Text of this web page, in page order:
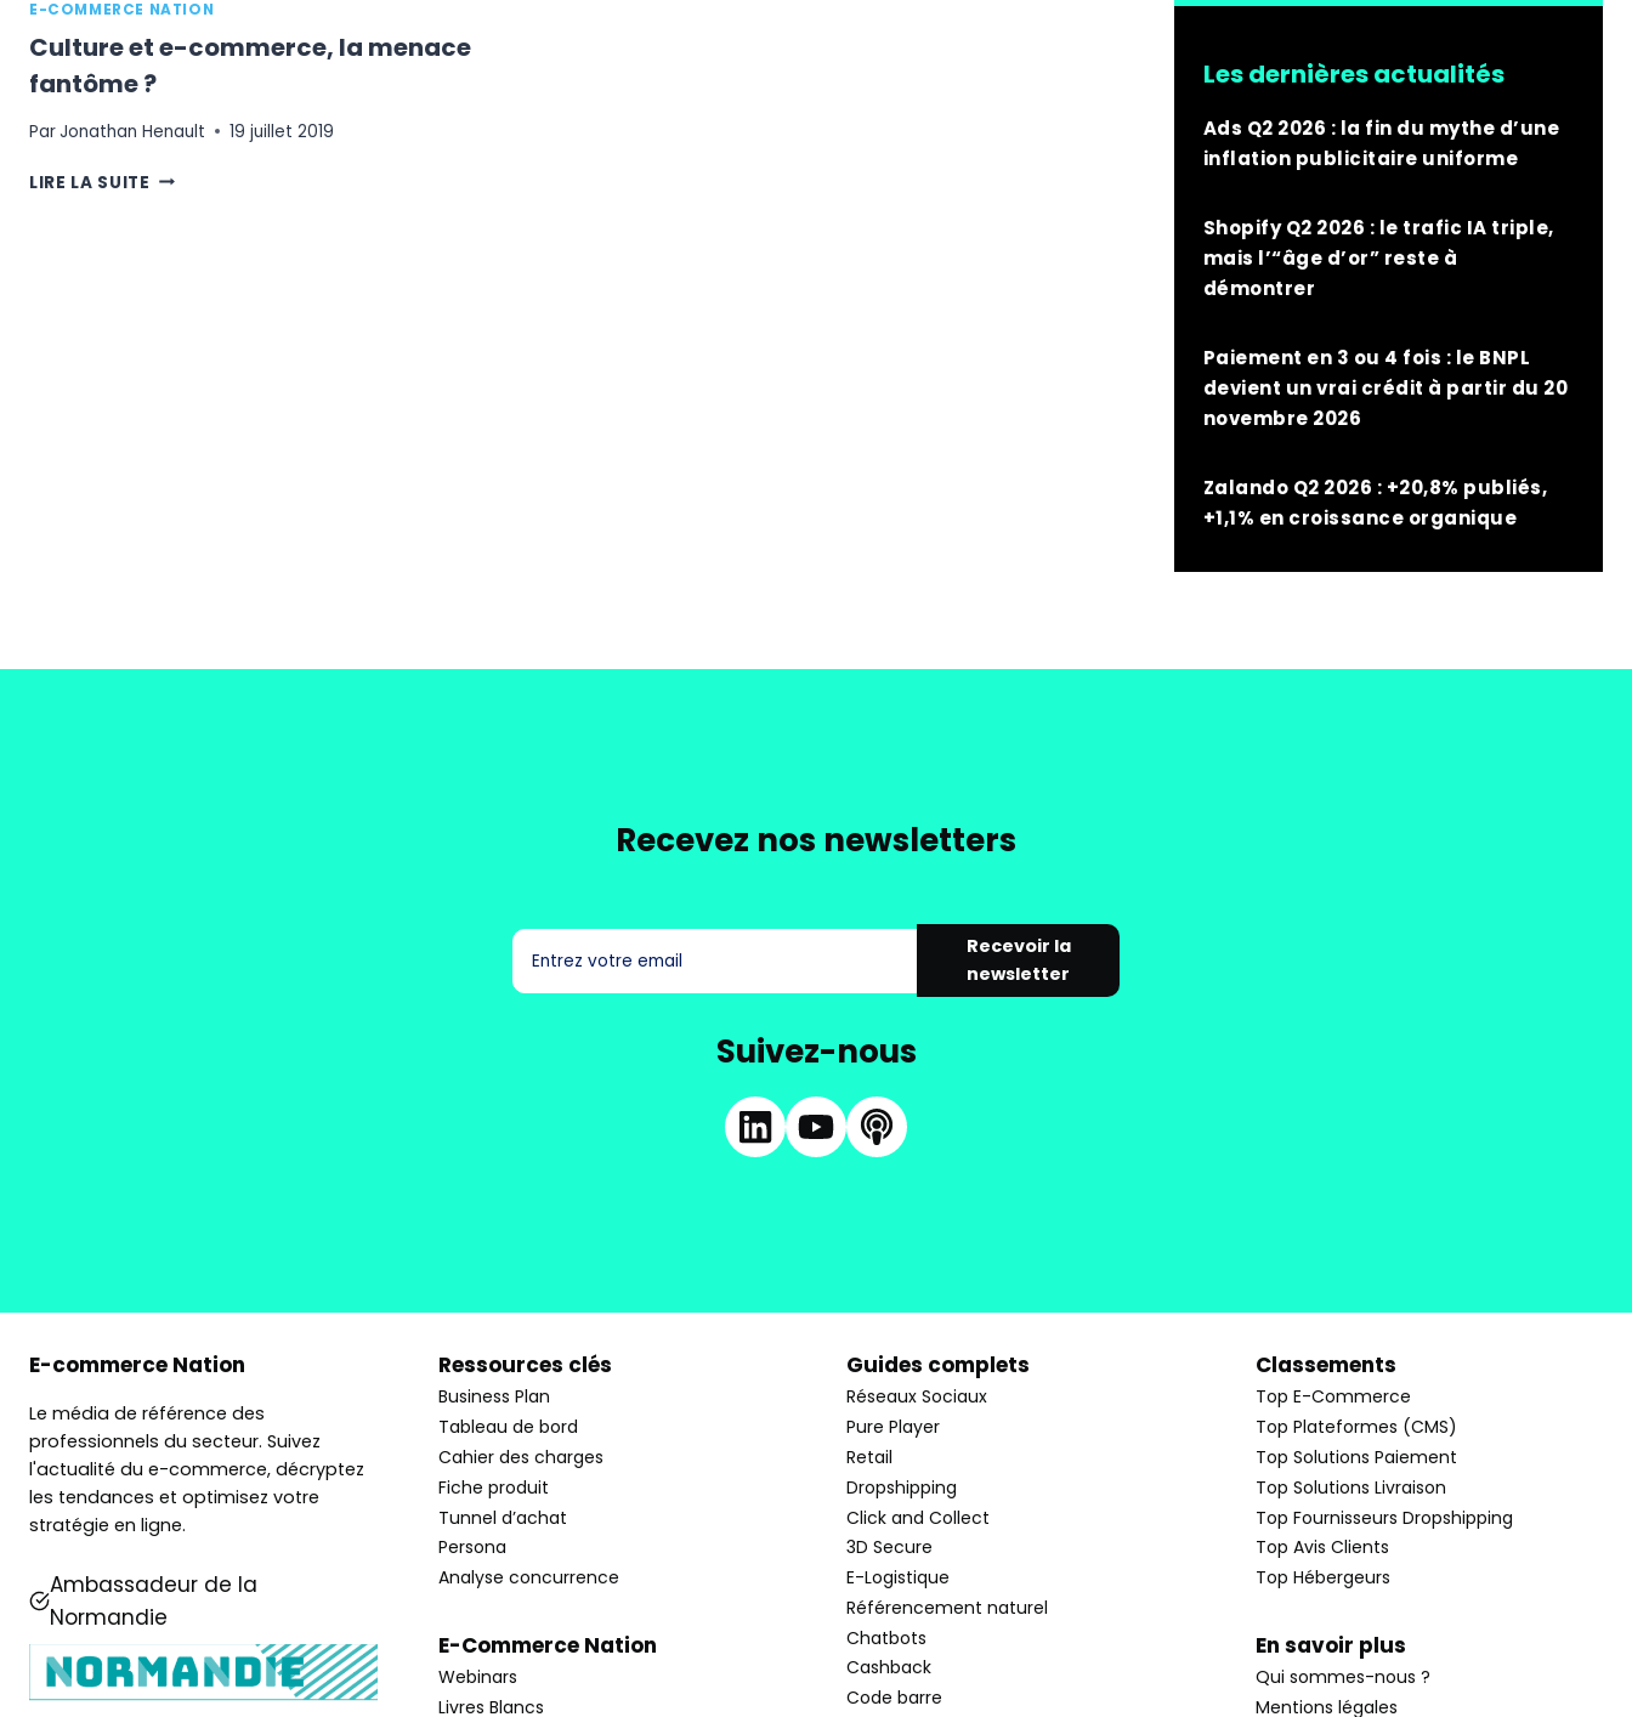
E-COMMERCE NATION
Culture et e-commerce, la menace
fantôme ?
ParJonathan Henault 19 juillet 2019
LIRE LA SUITE CULTURE
Les dernières actualités
Ads Q2 2026 : la fin du mythe d’une
inflation publicitaire uniforme
Shopify Q2 2026 : le trafic IA triple,
mais l’“âge d’or” reste à
démontrer
Paiement en 3 ou 4 fois : le BNPL
devient un vrai crédit à partir du 20
novembre 2026
Zalando Q2 2026 : +20,8% publiés,
+1,1% en croissance organique
Recevez nos newsletters
Recevoir la
newsletter
Suivez-nous
E-commerce Nation
Le média de référence des
professionnels du secteur. Suivez
l'actualité du e-commerce, décryptez
les tendances et optimisez votre
stratégie en ligne.
Ambassadeur de la
Normandie
Ressources clés
Business Plan
Tableau de bord
Cahier des charges
Fiche produit
Tunnel d’achat
Persona
Analyse concurrence
E-Commerce Nation
Webinars
Livres Blancs
Guides complets
Réseaux Sociaux
Pure Player
Retail
Dropshipping
Click and Collect
3D Secure
E-Logistique
Référencement naturel
Chatbots
Cashback
Code barre
Classements
Top E-Commerce
Top Plateformes (CMS)
Top Solutions Paiement
Top Solutions Livraison
Top Fournisseurs Dropshipping
Top Avis Clients
Top Hébergeurs
En savoir plus
Qui sommes-nous ?
Mentions légales